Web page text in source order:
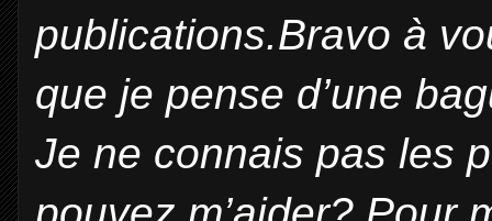
publications.Bravo à
que je pense d’une
Je ne connais pas les